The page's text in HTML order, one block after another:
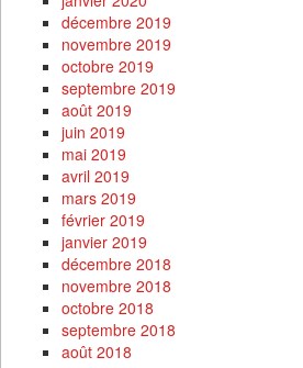
décembre 2019
novembre 2019
octobre 2019
septembre 2019
août 2019
juin 2019
mai 2019
avril 2019
mars 2019
février 2019
janvier 2019
décembre 2018
novembre 2018
octobre 2018
septembre 2018
août 2018